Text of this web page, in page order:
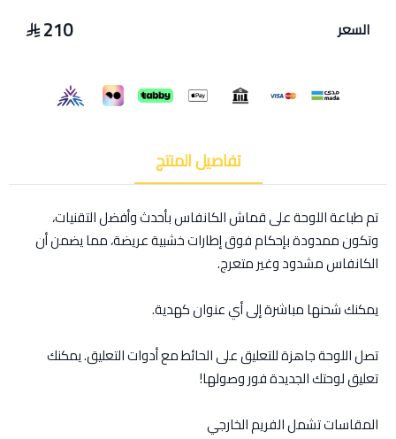
السعر 210
تفاصيل المنتج
تم طباعة اللوحة على قماش الكانفاس بأحدث وأفضل التقنيات،
وتكون ممدودة بإحكام فوق إطارات خشبية عريضة، مما يضمن أن
الكانفاس مشدود وغير متعرج.
يمكنك شحنها مباشرة إلى أي عنوان كهدية.
تصل اللوحة جاهزة للتعليق على الحائط مع أدوات التعليق. يمكنك
تعليق لوحتك الجديدة فور وصولها!
المقاسات تشمل الفريم الخارجي